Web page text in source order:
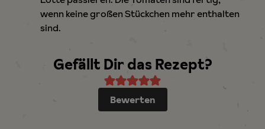
wenn keine großen Stückchen mehr enthalten
sind.
Gefällt Dir das Rezept?
Bewerten